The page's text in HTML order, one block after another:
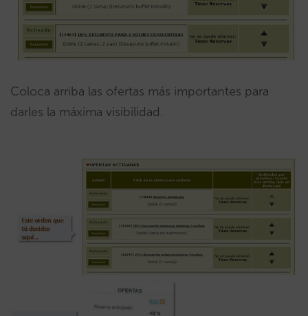
Coloca arriba las ofertas más importantes para
darles la máxima visibilidad.